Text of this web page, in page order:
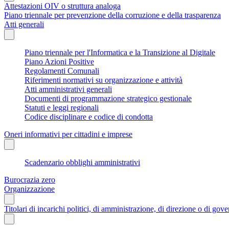
Attestazioni OIV o struttura analoga
Piano triennale per prevenzione della corruzione e della trasparenza
Atti generali
Piano triennale per l'Informatica e la Transizione al Digitale
Piano Azioni Positive
Regolamenti Comunali
Riferimenti normativi su organizzazione e attività
Atti amministrativi generali
Documenti di programmazione strategico gestionale
Statuti e leggi regionali
Codice disciplinare e codice di condotta
Oneri informativi per cittadini e imprese
Scadenzario obblighi amministrativi
Burocrazia zero
Organizzazione
Titolari di incarichi politici, di amministrazione, di direzione o di